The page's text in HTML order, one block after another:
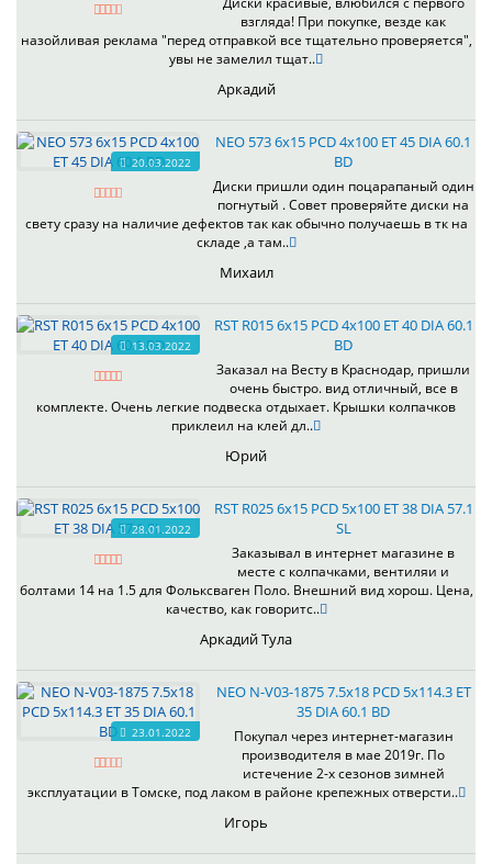
взгляда! При покупке, везде как
назойливая реклама "перед отправкой все тщательно проверяется",
увы не замелил тщат..
Аркадий
20.03.2022
NEO 573 6x15 PCD 4x100 ET 45 DIA 60.1
BD
Диски пришли один поцарапаный один
погнутый . Совет проверяйте диски на
свету сразу на наличие дефектов так как обычно получаешь в тк на
складе ,а там..
Михаил
13.03.2022
RST R015 6x15 PCD 4x100 ET 40 DIA 60.1
BD
Заказал на Весту в Краснодар, пришли
очень быстро. вид отличный, все в
комплекте. Очень легкие подвеска отдыхает. Крышки колпачков
приклеил на клей дл..
Юрий
28.01.2022
RST R025 6x15 PCD 5x100 ET 38 DIA 57.1
SL
Заказывал в интернет магазине в
месте с колпачками, вентиляи и
болтами 14 на 1.5 для Фольксваген Поло. Внешний вид хорош. Цена,
качество, как говоритс..
Аркадий Тула
23.01.2022
NEO N-V03-1875 7.5x18 PCD 5x114.3 ET
35 DIA 60.1 BD
Покупал через интернет-магазин
производителя в мае 2019г. По
истечение 2-х сезонов зимней
эксплуатации в Томске, под лаком в районе крепежных отверсти..
Игорь